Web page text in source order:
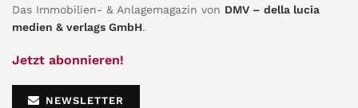
Das Immobilien- & Anlagemagazin von DMV – della lucia
medien & verlags GmbH.
Jetzt abonnieren!
NEWSLETTER